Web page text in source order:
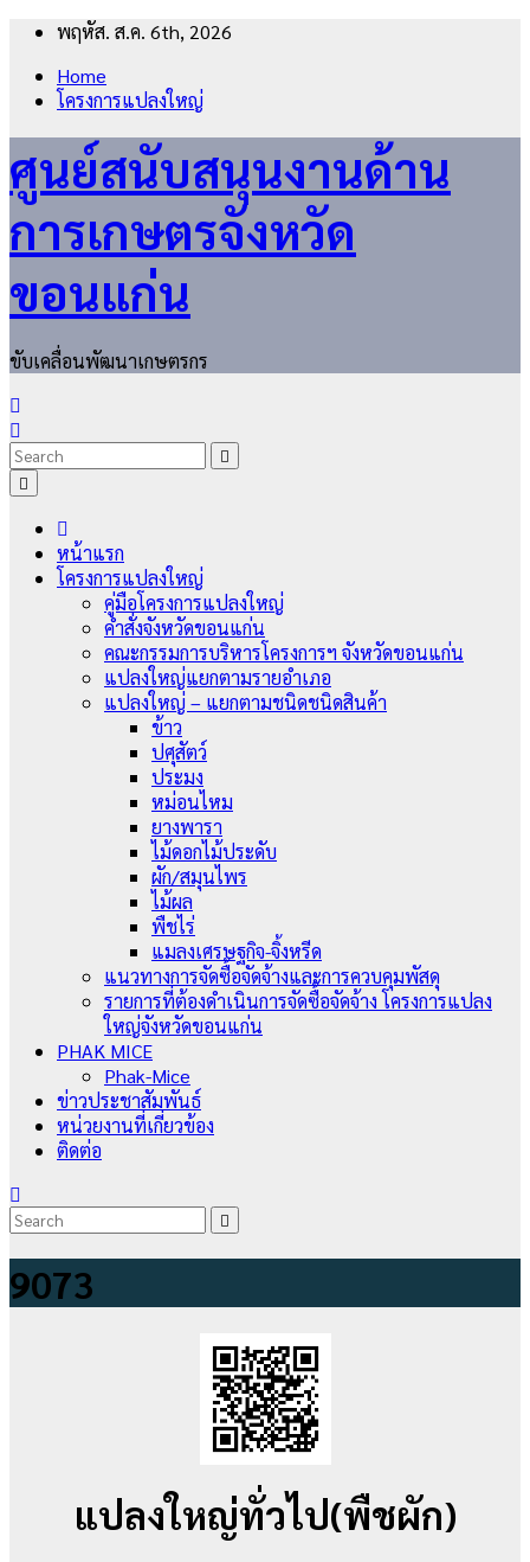
Skip
content
พฤหัส. ส.ค. 6th, 2026
Home
โครงการแปลงใหญ่
ศูนย์สนับสนุนงานด้าน
การเกษตรจังหวัด
ขอนแก่น
ขับเคลื่อนพัฒนาเกษตรกร
หน้าแรก
โครงการแปลงใหญ่
คู่มือโครงการแปลงใหญ่
คำสั่งจังหวัดขอนแก่น
คณะกรรมการบริหารโครงการฯ จังหวัดขอนแก่น
แปลงใหญ่แยกตามรายอำเภอ
แปลงใหญ่ – แยกตามชนิดชนิดสินค้า
ข้าว
ปศุสัตว์
ประมง
หม่อนไหม
ยางพารา
ไม้ดอกไม้ประดับ
ผัก/สมุนไพร
ไม้ผล
พืชไร่
แมลงเศรษฐกิจ-จิ้งหรีด
แนวทางการจัดซื้อจัดจ้างและการควบคุมพัสดุ
รายการที่ต้องดำเนินการจัดซื้อจัดจ้าง โครงการแปลง
ใหญ่จังหวัดขอนแก่น
PHAK MICE
Phak-Mice
ข่าวประชาสัมพันธ์
หน่วยงานที่เกี่ยวข้อง
ติดต่อ
9073
แปลงใหญ่ทั่วไป(พืชผัก)